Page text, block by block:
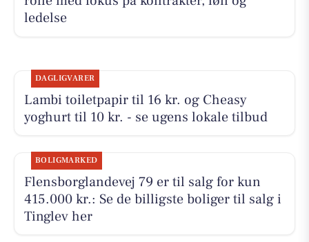
ledelse
DAGLIGVARER
Lambi toiletpapir til 16 kr. og Cheasy
yoghurt til 10 kr. - se ugens lokale tilbud
BOLIGMARKED
Flensborglandevej 79 er til salg for kun
415.000 kr.: Se de billigste boliger til salg i
Tinglev her